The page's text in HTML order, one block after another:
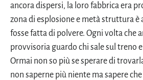
ancora dispersi, la loro fabbrica era
zona di esplosione e metà struttura è
fosse fatta di polvere. Ogni volta che
provvisoria guardo chi sale sul treno
Ormai non so più se sperare di
non saperne più niente ma sapere